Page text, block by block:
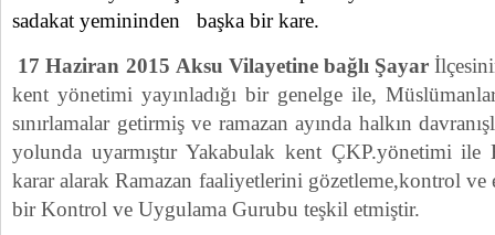
sadakat yemininden başka bir kare.
17 Haziran 2015 Aksu Vilayetine bağlı Şayar
kent yönetimi yayınladığı bir genelge ile,
sınırlamalar getirmiş ve ramazan ayında halkın
yolunda uyarmıştır Yakabulak kent ÇKP.yönetimi
karar alarak Ramazan faaliyetlerini gözetleme,kontrol ve
bir Kontrol ve Uygulama Gurubu teşkil etmiştir.